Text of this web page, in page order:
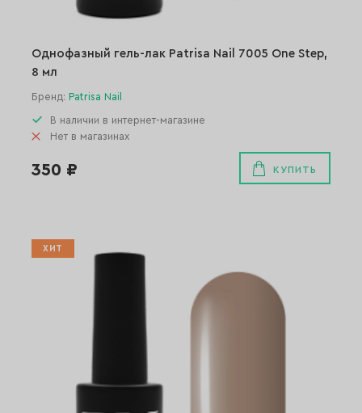
Однофазный гель-лак Patrisa Nail 7005 One Step,
8 мл
Бренд: Patrisa Nail
В наличии в интернет-магазине
Нет в магазинах
350 ₽ КУПИТЬ
ХИТ